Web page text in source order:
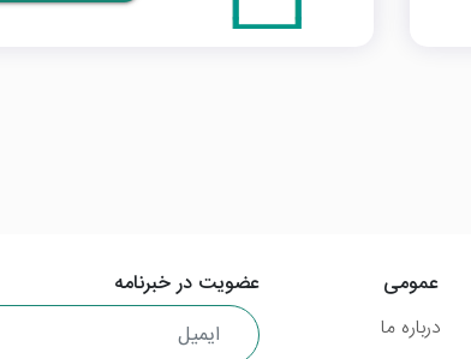
عضویت در خبرنامه
عمومی
درباره ما